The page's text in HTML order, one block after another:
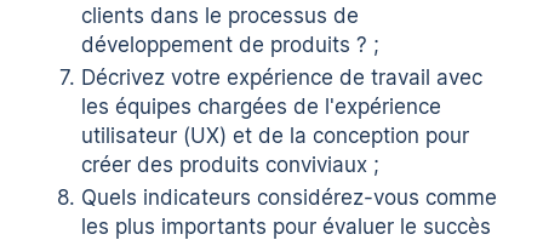
clients dans le processus de
développement de produits ? ;
Décrivez votre expérience de travail avec
les équipes chargées de l'expérience
utilisateur (UX) et de la conception pour
créer des produits conviviaux ;
Quels indicateurs considérez-vous comme
les plus importants pour évaluer le succès